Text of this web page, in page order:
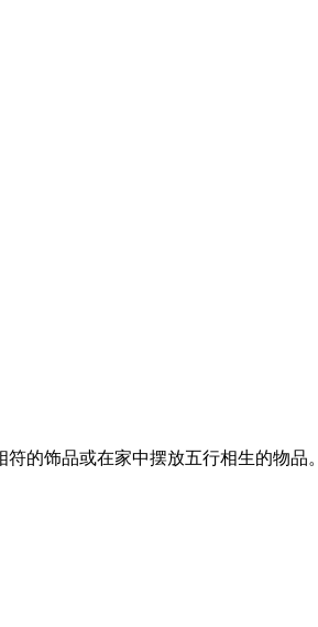
的饰品或在家中摆放五行相生的物品。